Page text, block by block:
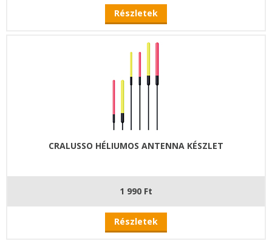
Részletek
CRALUSSO HÉLIUMOS ANTENNA KÉSZLET
1 990 Ft
Részletek